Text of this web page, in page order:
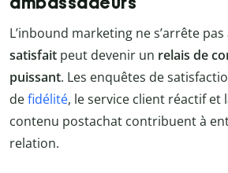
L’inbound marketing ne s’arrête
satisfait peut devenir un relais de
puissant. Les enquêtes de
defidélité, le service client réactif
contenu postachat contribuent à
relation.